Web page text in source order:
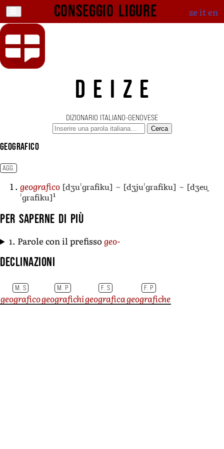
Conseggio ligure ze iten
DEIZE
DIZIONARIO ITALIANO-GENOVESE
Cerca
geografico
AGG.
geografico [dʒuˈɡrafiku] ~ [dʒjuˈɡrafiku] ~ [dʒeu̯
ˈɡrafiku]1
Per saperne di più
1. Parole con il prefissogeo-
Declinazioni
M. S M. P F. S F. P
geograficogeografichigeograficageografiche